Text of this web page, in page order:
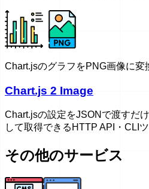
Chart.jsのグラフをPNG画像に変
Chart.js 2 Image
Chart.jsの設定をJSONで渡すだ
して取得できるHTTP API・CLIツ
その他のサービス